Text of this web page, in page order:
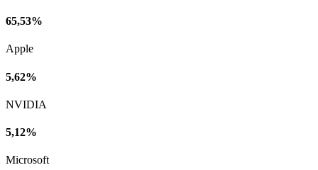
65,53%
Apple
5,62%
NVIDIA
5,12%
Microsoft